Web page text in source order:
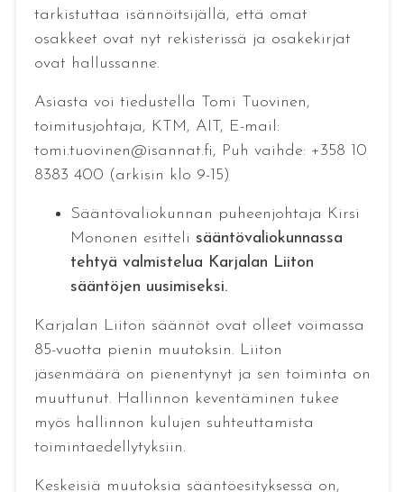
tarkistuttaa isännöitsijällä, että omat
osakkeet ovat nyt rekisterissä ja osakekirjat
ovat hallussanne.
Asiasta voi tiedustella Tomi Tuovinen,
toimitusjohtaja, KTM, AIT, E-mail:
tomi.tuovinen@isannat.fi, Puh vaihde: +358 10
8383 400 (arkisin klo 9-15)
Sääntövaliokunnan puheenjohtaja Kirsi
Mononen esitteli sääntövaliokunnassa
tehtyä valmistelua Karjalan Liiton
sääntöjen uusimiseksi.
Karjalan Liiton säännöt ovat olleet voimassa
85-vuotta pienin muutoksin. Liiton
jäsenmäärä on pienentynyt ja sen toiminta on
muuttunut. Hallinnon keventäminen tukee
myös hallinnon kulujen suhteuttamista
toimintaedellytyksiin.
Keskeisiä muutoksia sääntöesityksessä on,